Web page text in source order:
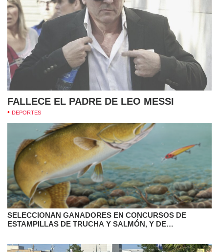
FALLECE EL PADRE DE LEO MESSI
DEPORTES
SELECCIONAN GANADORES EN CONCURSOS DE
ESTAMPILLAS DE TRUCHA Y SALMÓN, Y DE